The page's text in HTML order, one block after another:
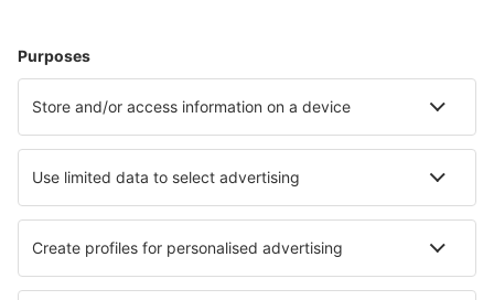
Hotels
Transfers
Sehenswürdigkeiten
Sportveranstaltungen
Mehr Infos
Mobile app